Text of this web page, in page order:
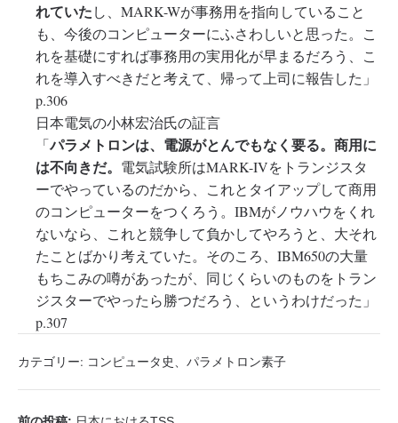
れていたし、MARK-Wが事務用を指向していること
も、今後のコンピューターにふさわしいと思った。こ
れを基礎にすれば事務用の実用化が早まるだろう、こ
れを導入すべきだと考えて、帰って上司に報告した」
p.306
日本電気の小林宏治氏の証言
「パラメトロンは、電源がとんでもなく要る。商用に
は不向きだ。 電気試験所はMARK-IVをトランジスタ
ーでやっているのだから、これとタイアップして商用
のコンピューターをつくろう。IBMがノウハウをくれ
ないなら、これと競争して負かしてやろうと、大それ
たことばかり考えていた。そのころ、IBM650の大量
もちこみの噂があったが、同じくらいのものをトラン
ジスターでやったら勝つだろう、というわけだった」
p.307
カテゴリー: コンピュータ史、 パラメトロン素子